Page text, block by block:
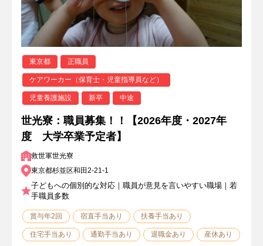
東京都 正職員
ケアワーカー（保育士・児童指導員など）
児童養護施設 新卒 中途
世光寮：職員募集！！【2026年度・2027年
度 大学卒業予定者】
救世軍世光寮
東京都杉並区和田2-21-1
子どもへの個別的な対応｜職員が意見を言いやすい職場｜若
手職員多数
賞与年2回 宿直手当あり 扶養手当あり
住宅手当あり 通勤手当あり 退職金あり 産休あり